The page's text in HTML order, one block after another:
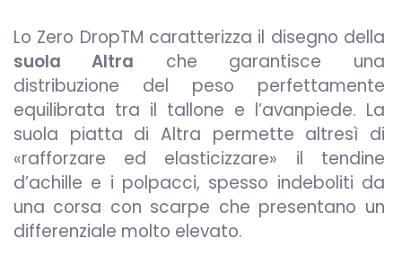
Lo Zero DropTM caratterizza il disegno della
suola Altra che garantisce una
distribuzione del peso perfettamente
equilibrata tra il tallone e l’avanpiede. La
suola piatta di Altra permette altresì di
«rafforzare ed elasticizzare» il tendine
d’achille e i polpacci, spesso indeboliti da
una corsa con scarpe che presentano un
differenziale molto elevato.